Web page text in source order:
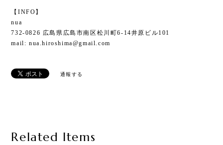
【INFO】
nua
732-0826 広島県広島市南区松川町6-14井原ビル101
mail: nua.hiroshima@gmail.com
通報する
Related Items